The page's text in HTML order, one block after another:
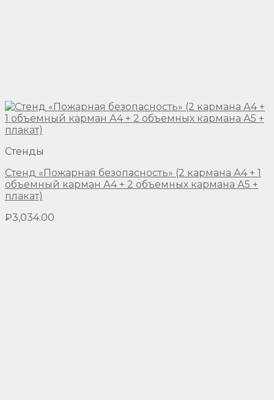
Стенды
Стенд «Пожарная безопасность» (2 кармана А4 + 1
объемный карман А4 + 2 объемных кармана А5 +
плакат)
₽3,034.00